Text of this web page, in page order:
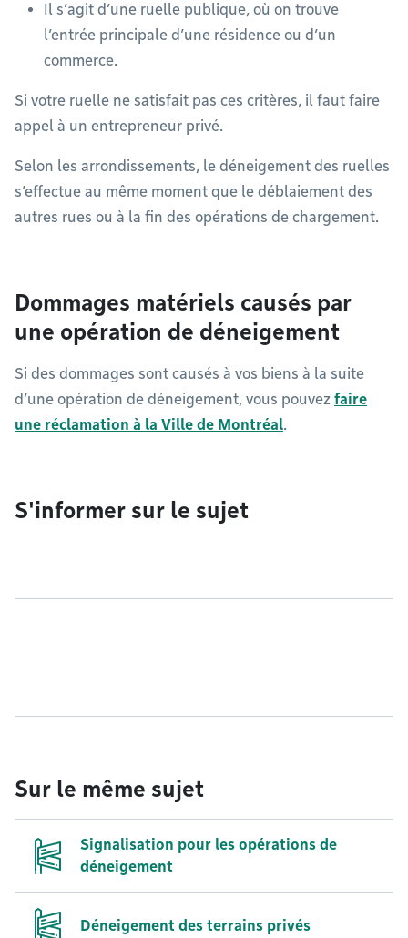
Il s’agit d’une ruelle publique, où on trouve
l’entrée principale d’une résidence ou d’un
commerce.
Si votre ruelle ne satisfait pas ces critères, il faut faire
appel à un entrepreneur privé.
Selon les arrondissements, le déneigement des ruelles
s’effectue au même moment que le déblaiement des
autres rues ou à la fin des opérations de chargement.
Dommages matériels causés par
une opération de déneigement
Si des dommages sont causés à vos biens à la suite
d’une opération de déneigement, vous pouvez faire
une réclamation à la Ville de Montréal.
S'informer sur le sujet
Sur le même sujet
Signalisation pour les opérations de
déneigement
Déneigement des terrains privés